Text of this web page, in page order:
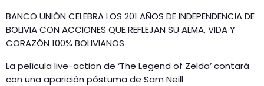
BANCO UNIÓN CELEBRA LOS 201 AÑOS DE INDEPENDENCIA DE
BOLIVIA CON ACCIONES QUE REFLEJAN SU ALMA, VIDA Y
CORAZÓN 100% BOLIVIANOS
La película live-action de ‘The Legend of Zelda’ contará
con una aparición póstuma de Sam Neill